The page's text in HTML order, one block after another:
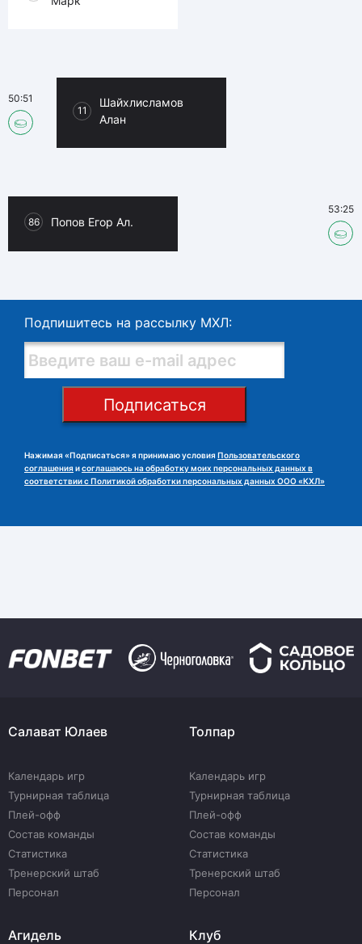
11
Шайхлисламов
Алан
50:51
86 Попов Егор Ал.
53:25
Подпишитесь на рассылку МХЛ:
Подписаться
Нажимая «Подписаться» я принимаю условия Пользовательского
соглашения исоглашаюсь на обработку моих персональных данных в
соответствии с Политикой обработки персональных данных ООО «КХЛ»
Салават Юлаев
Календарь игр
Турнирная таблица
Плей-офф
Состав команды
Статистика
Тренерский штаб
Персонал
Толпар
Календарь игр
Турнирная таблица
Плей-офф
Состав команды
Статистика
Тренерский штаб
Персонал
Агидель Клуб